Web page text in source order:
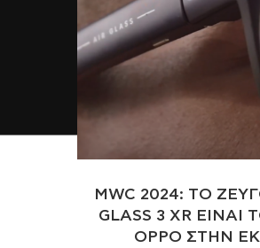
MWC 2024: TΟ
GLASS 3 XR
OPPO ΣΤΗΝ